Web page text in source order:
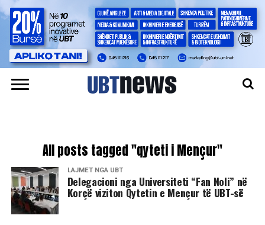
All posts tagged "qyteti i Mençur"
LAJMET NGA UBT
Delegacioni nga Universiteti “Fan Noli” në
Korçë viziton Qytetin e Mençur të UBT-së